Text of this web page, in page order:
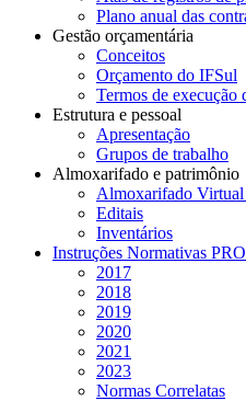
Plano anual das
Gestão orçamentária
Conceitos
Orçamento do IFSul
Termos de execução
Estrutura e pessoal
Apresentação
Grupos de trabalho
Almoxarifado e patrimônio
Almoxarifado
Editais
Inventários
Instruções Normativas
2017
2018
2019
2020
2021
2023
Normas Correlatas